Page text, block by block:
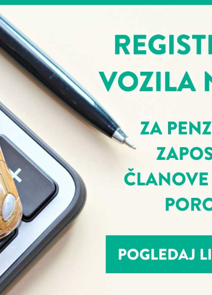
predstavnici Ljekarske komore Crne
Članovima Komore kroz ovu saradnju
uključujući: